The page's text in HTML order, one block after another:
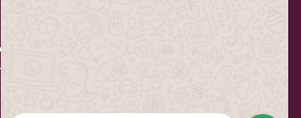
консультацию